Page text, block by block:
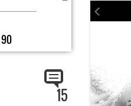
90
15